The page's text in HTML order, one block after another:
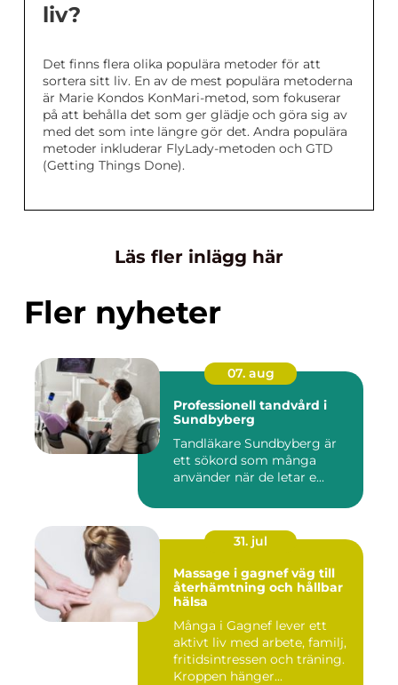
liv?
Det finns flera olika populära metoder för att
sortera sitt liv. En av de mest populära metoderna
är Marie Kondos KonMari-metod, som fokuserar
på att behålla det som ger glädje och göra sig av
med det som inte längre gör det. Andra populära
metoder inkluderar FlyLady-metoden och GTD
(Getting Things Done).
Läs fler inlägg här
Fler nyheter
07. aug
Professionell tandvård i
Sundbyberg
Tandläkare Sundbyberg är
ett sökord som många
använder när de letar e...
31. jul
Massage i gagnef väg till
återhämtning och hållbar
hälsa
Många i Gagnef lever ett
aktivt liv med arbete, familj,
fritidsintressen och träning.
Kroppen hänger...